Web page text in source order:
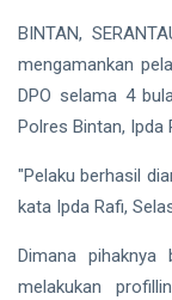
Nasional
2026
Siak Sri Indrapura
Pekanbaru
Pilkada 2024
BINTAN,
mengamankan
DPO selama 4
Polres Bintan, Ipda
"Pelaku berhasil
kata Ipda Rafi,
Dimana
melakukan